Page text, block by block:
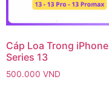
Cáp Loa Trong iPhone
Series 13
500.000 VND